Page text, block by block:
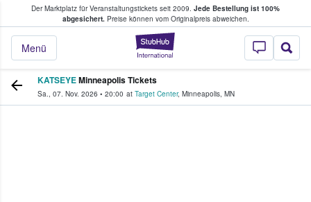
Der Marktplatz für Veranstaltungstickets seit 2009. Jede Bestellung ist 100%
abgesichert.Preise können vom Originalpreis abweichen.
StubHub - Wo
Menü
Tickets kaufen & verkaufen
KATSEYEMinneapolis Tickets
Sa., 07. Nov. 2026 • 20:00 at Target Center, Minneapolis, MN